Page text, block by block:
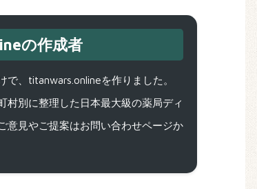
の作成者
、titanwars.onlineを作りました。
村別に整理した日本最大級の薬局ディ
意見やご提案はお問い合わせページか